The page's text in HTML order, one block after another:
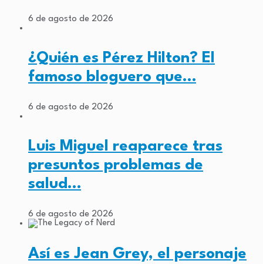
6 de agosto de 2026
¿Quién es Pérez Hilton? El
famoso bloguero que…
6 de agosto de 2026
Luis Miguel reaparece tras
presuntos problemas de
salud…
6 de agosto de 2026
Así es Jean Grey, el personaje